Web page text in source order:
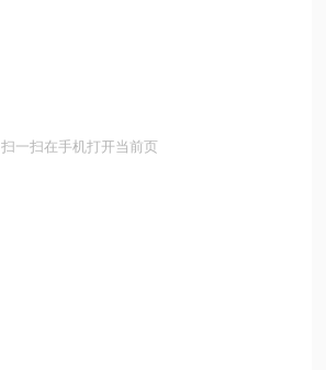
扫一扫在手机打开当前页